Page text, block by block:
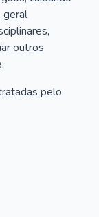
geral
outros
pelo